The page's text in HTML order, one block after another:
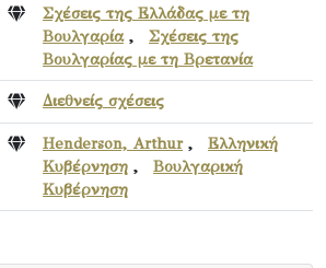
Σχέσεις της Ελλάδας με τη
Βουλγαρία, Σχέσεις της
Βουλγαρίας με τη Βρετανία
Διεθνείς σχέσεις
Henderson, Arthur, Ελληνική
Κυβέρνηση , Βουλγαρική
Κυβέρνηση